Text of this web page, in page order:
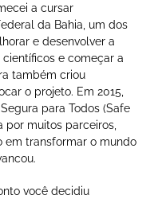
a cursar
da Bahia, um dos
e desenvolver a
e começar a
também criou
o projeto. Em 2015,
para Todos (Safe
por muitos parceiros,
em transformar o mundo
você decidiu